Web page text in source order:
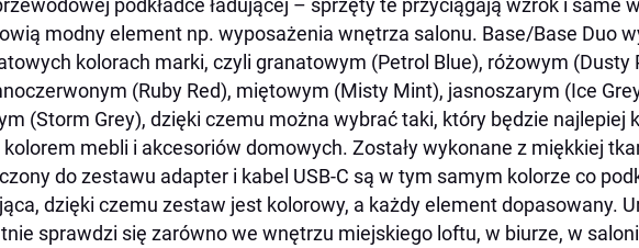
modny element np. wyposażenia wnętrza salonu. Base/Base Duo
kolorach marki, czyli granatowym (Petrol Blue), różowym (Dusty
(Ruby Red), miętowym (Misty Mint), jasnoszarym (Ice
(Storm Grey), dzięki czemu można wybrać taki, który będzie najlepiej
kolorem mebli i akcesoriów domowych. Zostały wykonane z miękkiej
do zestawu adapter i kabel USB-C są w tym samym kolorze co
dzięki czemu zestaw jest kolorowy, a każdy element dopasowany.
sprawdzi się zarówno we wnętrzu miejskiego loftu, w biurze, w